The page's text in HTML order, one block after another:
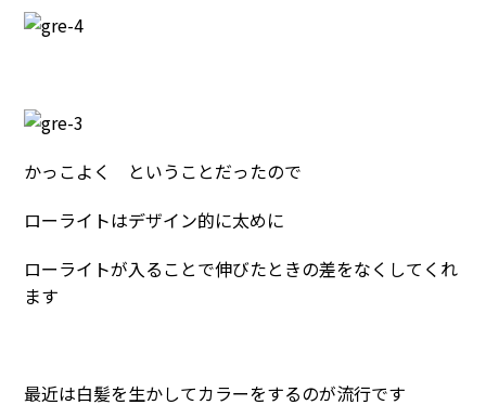
かっこよく ということだったので
ローライトはデザイン的に太めに
ローライトが入ることで伸びたときの差をなくしてくれ
ます
最近は白髪を生かしてカラーをするのが流行です